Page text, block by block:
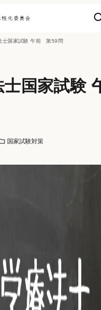
士国家試験 午前 第59問
国家試験
国家試験対策